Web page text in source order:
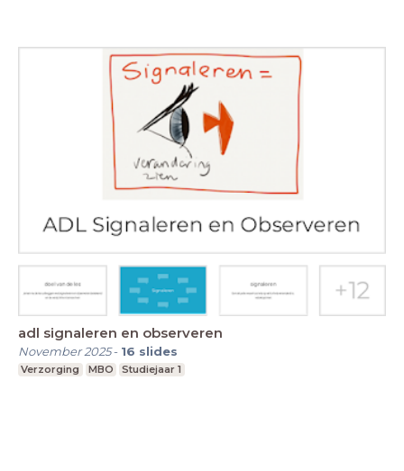
adl signaleren en observeren
November 2025- 16 slides
Verzorging MBO Studiejaar 1